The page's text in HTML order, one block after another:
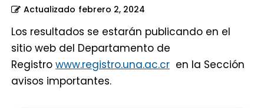
Actualizado febrero 2, 2024
Los resultados se estarán publicando en el
sitio web del Departamento de
Registro www.registro.una.ac.cr en la Sección
avisos importantes.